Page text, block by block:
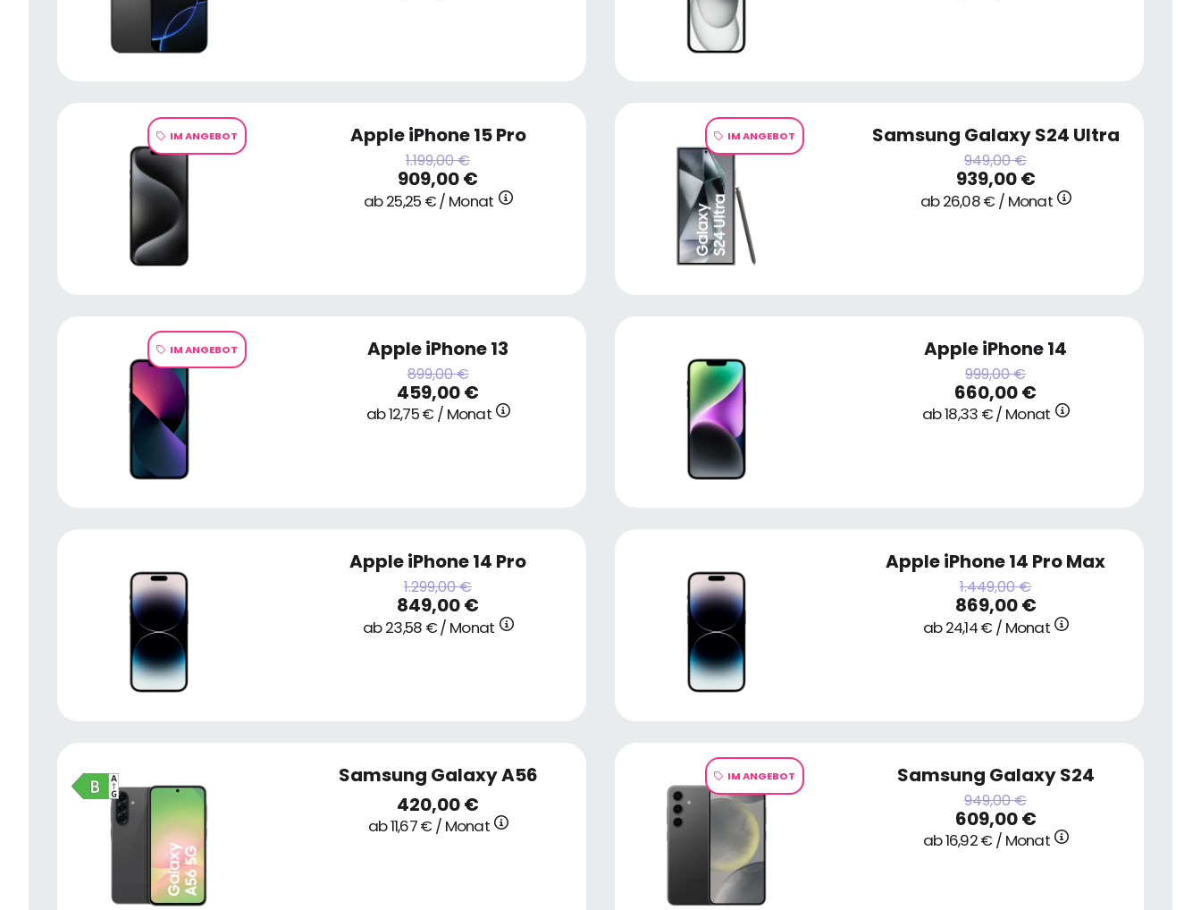
IM ANGEBOT Apple iPhone 15 Pro
1.199,00 €
909,00 €
ab 25,25 € / Monat
IM ANGEBOT Samsung Galaxy S24 Ultra
949,00 €
939,00 €
ab 26,08 € / Monat
IM ANGEBOT Apple iPhone 13
899,00 €
459,00 €
ab 12,75 € / Monat
Apple iPhone 14
999,00 €
660,00 €
ab 18,33 € / Monat
Apple iPhone 14 Pro
1.299,00 €
849,00 €
ab 23,58 € / Monat
Apple iPhone 14 Pro Max
1.449,00 €
869,00 €
ab 24,14 € / Monat
Samsung Galaxy A56
420,00 €
ab 11,67 € / Monat
IM ANGEBOT Samsung Galaxy S24
949,00 €
609,00 €
ab 16,92 € / Monat